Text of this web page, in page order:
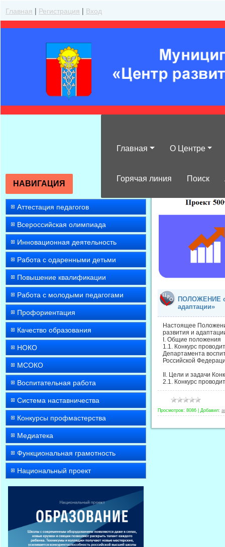
Главная | Регистрация | Вход
Главная О Центре
Горячая линия Поиск
НАВИГАЦИЯ
Аттестация педагогов
Всероссийская олимпиада
Инновационная деятельность
Работа с одаренными детьми
Повышение квалификации
Работа с молодыми педагогами
Профориентация
Качество образования
НОКО
МСОКО
Воспитательная работа
Система наставничества
Конкурсы профмастерства
Медиатека
Функциональная грамотность
Национальный проект
ПОЛОЖЕНИЕ о
адаптации»
Настоящее
развития и
I. Общие положения
1.1. Конкурс
Департамента
Российской
II. Цели и задачи
2.1. Конкурс
Просмотров: 8086 Добавил: